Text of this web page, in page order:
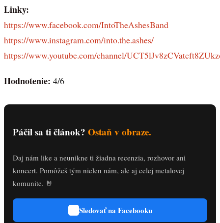
Linky:
https://www.facebook.com/IntoTheAshesBand
https://www.instagram.com/into.the.ashes/
https://www.youtube.com/channel/
Hodnotenie: 4/6
Páčil sa ti článok? Ostaň v obraze.
Daj nám like a neunikne ti žiadna recenzia, rozhovor ani
koncert. Pomôžeš tým nielen nám, ale aj celej metalovej
komunite. 🤘
Sledovať na Facebooku